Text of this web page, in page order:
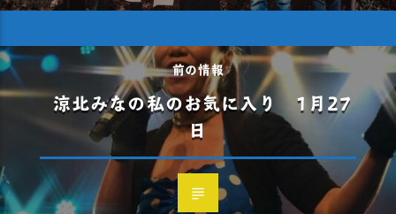
前の情報
涼北みなの私のお気に入り 1月27
日